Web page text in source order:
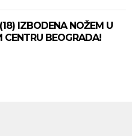
IZBODENA NOŽEM U
CENTRU BEOGRADA!